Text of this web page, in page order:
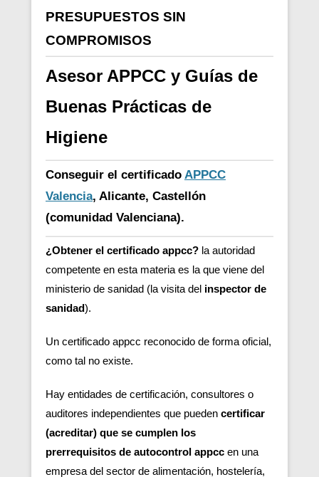
PRESUPUESTOS SIN
COMPROMISOS
Asesor APPCC y Guías de
Buenas Prácticas de
Higiene
Conseguir el certificado APPCC
Valencia, Alicante, Castellón
(comunidad Valenciana).
¿Obtener el certificado appcc? la autoridad
competente en esta materia es la que viene del
ministerio de sanidad (la visita del inspector de
sanidad).
Un certificado appcc reconocido de forma oficial,
como tal no existe.
Hay entidades de certificación, consultores o
auditores independientes que pueden certificar
(acreditar) que se cumplen los
prerrequisitos de autocontrol appcc en una
empresa del sector de alimentación, hostelería,